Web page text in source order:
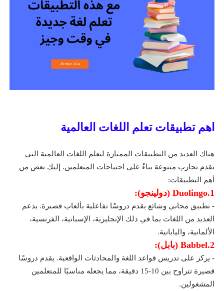
اهم تطبيقات تعلم اللغات العالمية
هناك العديد من التطبيقات الممتازة لتعلم اللغات العالمية التي
تقدم تجارب متنوعة بناءً على احتياجات المتعلمين. إليك بعض من
أهم التطبيقات:
1.Duolingo (دولينجو):
- تطبيق مجاني وشائع يقدم دروسًا تفاعلية بألعاب قصيرة. يدعم
العديد من اللغات بما في ذلك الإنجليزية، الإسبانية، الفرنسية،
الألمانية، واليابانية.
2.Babbel (بابل):
- يركز على تدريس قواعد اللغة والمحادثات الواقعية. يقدم دروسًا
قصيرة تتراوح بين 10-15 دقيقة، مما يجعله مناسبًا للمتعلمين
المشغولين.